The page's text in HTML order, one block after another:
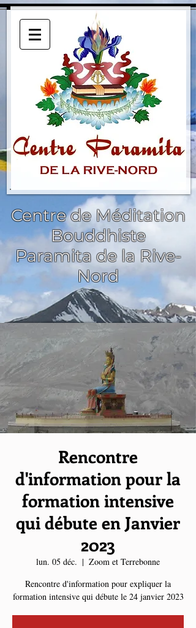
Centre de Méditation
Bouddhiste
Paramita de la Rive-
Nord
Rencontre
d'information pour la
formation intensive
qui débute en Janvier
2023
lun. 05 déc.
  |
Zoom et Terrebonne
Rencontre d'information pour expliquer la
formation intensive qui débute le 24 janvier 2023